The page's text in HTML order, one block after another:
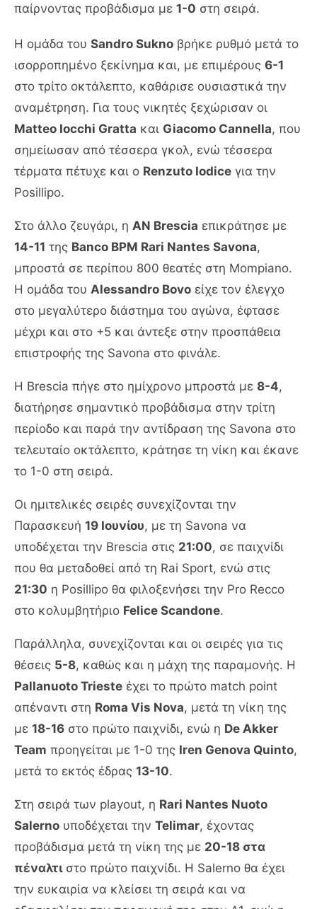
παίρνοντας προβάδισμα με 1-0 στη σειρά.
Η ομάδα του Sandro Sukno βρήκε ρυθμό μετά το
ισορροπημένο ξεκίνημα και, με επιμέρους 6-1
στο τρίτο οκτάλεπτο, καθάρισε ουσιαστικά την
αναμέτρηση. Για τους νικητές ξεχώρισαν οι
Matteo Iocchi Gratta και Giacomo Cannella, που
σημείωσαν από τέσσερα γκολ, ενώ τέσσερα
τέρματα πέτυχε και ο Renzuto Iodice για την
Posillipo.
Στο άλλο ζευγάρι, η AN Brescia επικράτησε με
14-11 της Banco BPM Rari Nantes Savona,
μπροστά σε περίπου 800 θεατές στη Mompiano.
Η ομάδα του Alessandro Bovo είχε τον έλεγχο
στο μεγαλύτερο διάστημα του αγώνα, έφτασε
μέχρι και στο +5 και άντεξε στην προσπάθεια
επιστροφής της Savona στο φινάλε.
Η Brescia πήγε στο ημίχρονο μπροστά με 8-4,
διατήρησε σημαντικό προβάδισμα στην τρίτη
περίοδο και παρά την αντίδραση της Savona στο
τελευταίο οκτάλεπτο, κράτησε τη νίκη και έκανε
το 1-0 στη σειρά.
Οι ημιτελικές σειρές συνεχίζονται την
Παρασκευή 19 Ιουνίου, με τη Savona να
υποδέχεται την Brescia στις 21:00, σε παιχνίδι
που θα μεταδοθεί από τη Rai Sport, ενώ στις
21:30 η Posillipo θα φιλοξενήσει την Pro Recco
στο κολυμβητήριο Felice Scandone.
Παράλληλα, συνεχίζονται και οι σειρές για τις
θέσεις 5-8, καθώς και η μάχη της παραμονής. Η
Pallanuoto Trieste έχει το πρώτο match point
απέναντι στη Roma Vis Nova, μετά τη νίκη της
με 18-16 στο πρώτο παιχνίδι, ενώ η De Akker
Team προηγείται με 1-0 της Iren Genova Quinto,
μετά το εκτός έδρας 13-10.
Στη σειρά των playout, η Rari Nantes Nuoto
Salerno υποδέχεται την Telimar, έχοντας
προβάδισμα μετά τη νίκη της με 20-18 στα
πέναλτιστο πρώτο παιχνίδι. Η Salerno θα έχει
την ευκαιρία να κλείσει τη σειρά και να